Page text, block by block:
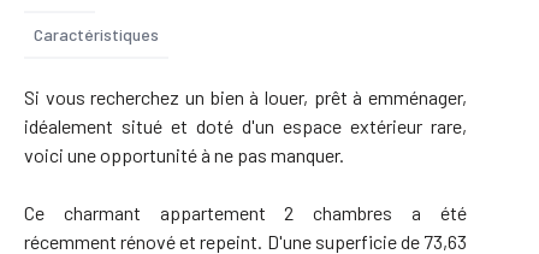
Caractéristiques
Si vous recherchez un bien à louer, prêt à emménager,
idéalement situé et doté d'un espace extérieur rare,
voici une opportunité à ne pas manquer.
Ce charmant appartement 2 chambres a été
récemment rénové et repeint. D'une superficie de 73,63